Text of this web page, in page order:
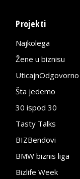
Projekti
Najkolega
Žene u biznisu
UticajnOdgovorno
Šta jedemo
30 ispod 30
Tasty Talks
BIZBendovi
BMW biznis liga
Bizlife Week